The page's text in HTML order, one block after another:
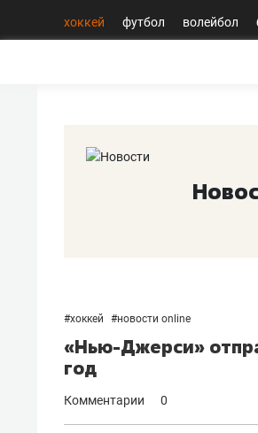
хоккей футбол волейбол
#хоккей #новости online
«Нью-Джерси»
год
Комментарии 0